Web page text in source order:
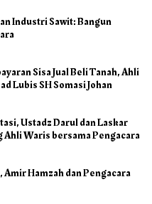
Industri Sawit: Bangun
Sisa Jual Beli Tanah, Ahli
Lubis SH Somasi Johan
Ustadz Darul dan Laskar
Waris bersama Pengacara
Amir Hamzah dan Pengacara